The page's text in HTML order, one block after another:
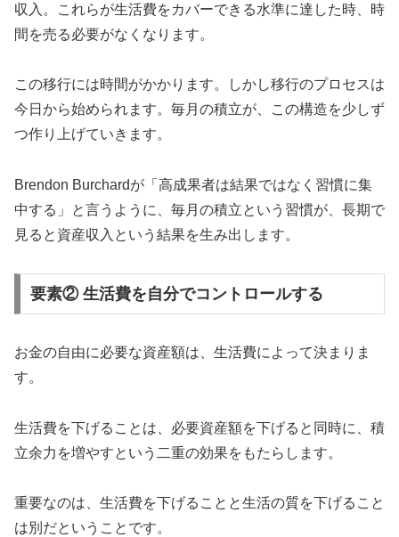
収入。これらが生活費をカバーできる水準に達した時、時
間を売る必要がなくなります。
この移行には時間がかかります。しかし移行のプロセスは
今日から始められます。毎月の積立が、この構造を少しず
つ作り上げていきます。
Brendon Burchardが「高成果者は結果ではなく習慣に集
中する」と言うように、毎月の積立という習慣が、長期で
見ると資産収入という結果を生み出します。
要素② 生活費を自分でコントロールする
お金の自由に必要な資産額は、生活費によって決まりま
す。
生活費を下げることは、必要資産額を下げると同時に、積
立余力を増やすという二重の効果をもたらします。
重要なのは、生活費を下げることと生活の質を下げること
は別だということです。